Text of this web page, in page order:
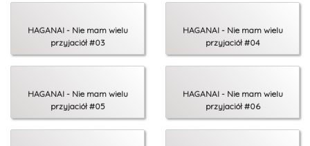
HAGANAI - Nie mam wielu
przyjaciół #03
HAGANAI - Nie mam wielu
przyjaciół #04
HAGANAI - Nie mam wielu
przyjaciół #05
HAGANAI - Nie mam wielu
przyjaciół #06